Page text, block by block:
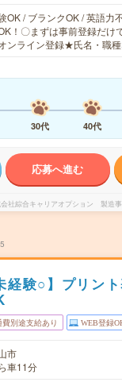
OK / ブランクOK / 英語力
！〇まずは事前登録だけ
ンライン登録★氏名・職
30代 40代
応募へ進む
社綜合キャリアオプション 製造事
経験○】プリン
費別途支給あり WEB登録
市
車11分